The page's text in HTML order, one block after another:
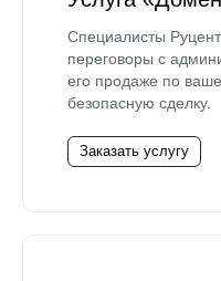
Специалисты
переговоры с
его продаже по
безопасную сделку.
Заказать услугу